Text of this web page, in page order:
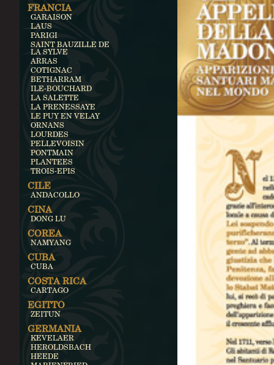
FRANCIA
GARAISON
LAUS
PARIGI
SAINT BAUZILLE DE
LA SYLVE
ARRAS
COTIGNAC
BETHARRAM
ILE-BOUCHARD
LA SALETTE
LA PRENESSAYE
LE PUY EN VELAY
ORNANS
LOURDES
PELLEVOISIN
PONTMAIN
PLANTEES
TROIS-EPIS
CILE
ANDACOLLO
CINA
DONG LU
COREA
NAMYANG
CUBA
CUBA
COSTA RICA
CARTAGO
EGITTO
ZEITUN
GERMANIA
KEVELAER
HEROLDSBACH
HEEDE